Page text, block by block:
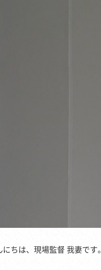
にちは、現場監督 我妻です。